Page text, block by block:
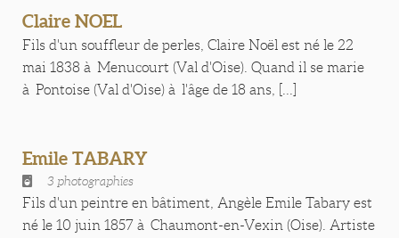
Claire NOEL
Fils d'un souffleur de perles, Claire Noël est né le 22
mai 1838 à Menucourt (Val d'Oise). Quand il se marie
à Pontoise (Val d'Oise) à l'âge de 18 ans, [...]
Emile TABARY
3 photographies
Fils d'un peintre en bâtiment, Angèle Emile Tabary est
né le 10 juin 1857 à Chaumont-en-Vexin (Oise). Artiste